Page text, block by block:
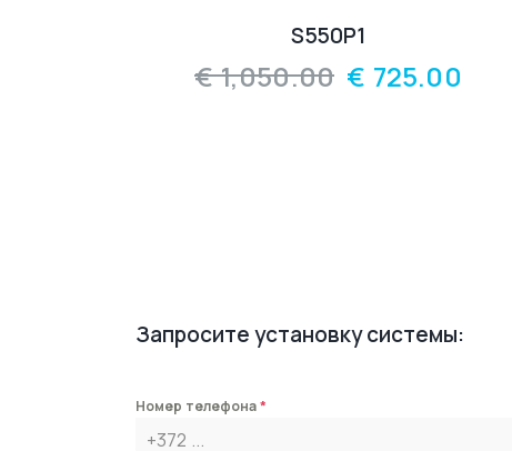
S550P1
€1,050.00 € 725.00
Запросите установку системы:
Номер телефона*